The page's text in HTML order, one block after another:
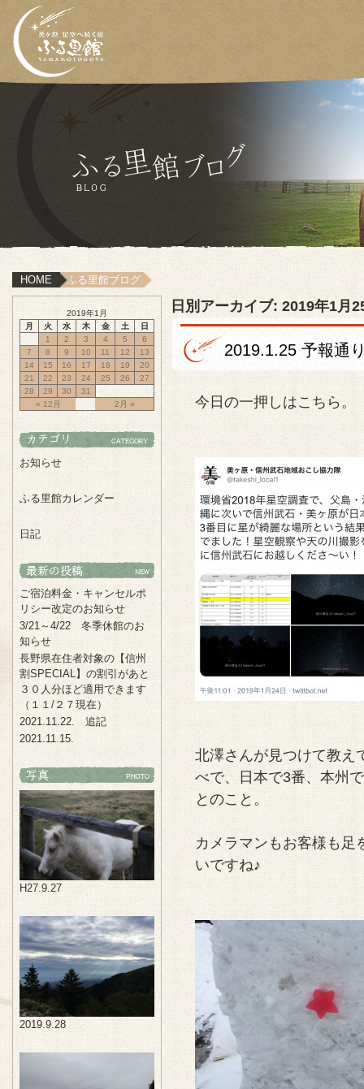
HOME ふる里館ブログ
日別アーカイブ: 2019年1月
2019.1.25 予報通
今日の一押しはこちら。
北澤さんが見つけて教え
べで、日本で3番、本州
とのこと。
カメラマンもお客様も足
いですね♪
2019年1月
月
火 水 木 金 土 日
« 12月 2月 »
1 2 3 4 5
6
7
8 9 10 11 12
13
14
15 16 17 18 19
20
21
22 23 24 25 26
27
28
29 30 31
お知らせ
ふる里館カレンダー
日記
ご宿泊料金・キャンセルポ
リシー改定のお知らせ
3/21～4/22 冬季休館のお
知らせ
長野県在住者対象の【信州
割SPECIAL】の割引があと
３０人分ほど適用できます
（１１/２７現在）
2021.11.22. 追記
2021.11.15.
H27.9.27
2019.9.28